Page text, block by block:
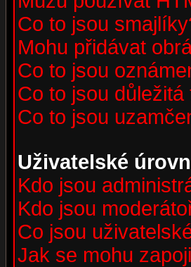
Co to jsou
Mohu přidávat
Co to jsou
Co to jsou důležitá
Co to jsou
Uživatelské
Kdo jsou
Kdo jsou
Co jsou
Jak se mohu